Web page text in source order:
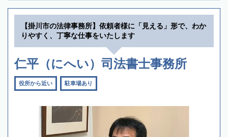
【掛川市の法律事務所】依頼者様に「見える」形で、わか
りやすく、丁寧な仕事をいたします
仁平（にへい）司法書士事務所
役所から近い 駐車場あり